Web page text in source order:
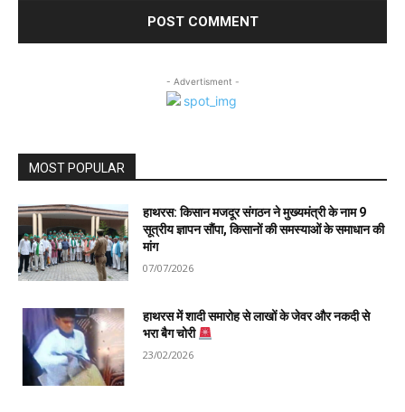
- Advertisment -
MOST POPULAR
हाथरस: किसान मजदूर संगठन ने मुख्यमंत्री के नाम 9
सूत्रीय ज्ञापन सौंपा, किसानों की समस्याओं के समाधान की
मांग
07/07/2026
हाथरस में शादी समारोह से लाखों के जेवर और नकदी से
भरा बैग चोरी
23/02/2026